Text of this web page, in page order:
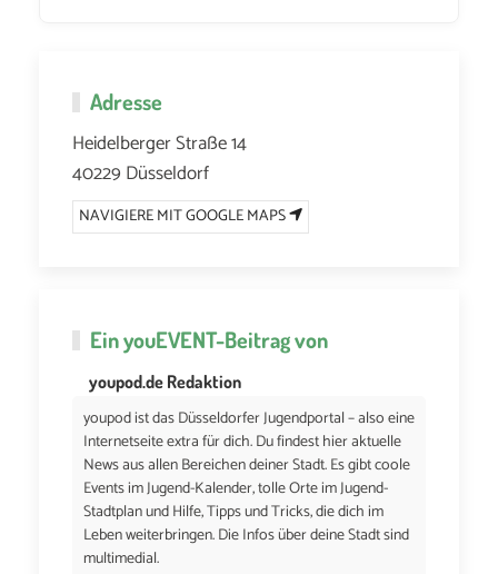
Adresse
Heidelberger Straße 14
40229 Düsseldorf
NAVIGIERE MIT GOOGLE MAPS
EinyouEVENT-Beitrag von
youpod.de Redaktion
youpod ist das Düsseldorfer Jugendportal – also eine
Internetseite extra für dich. Du findest hier aktuelle
News aus allen Bereichen deiner Stadt. Es gibt coole
Events im Jugend-Kalender, tolle Orte im Jugend-
Stadtplan und Hilfe, Tipps und Tricks, die dich im
Leben weiterbringen. Die Infos über deine Stadt sind
multimedial.